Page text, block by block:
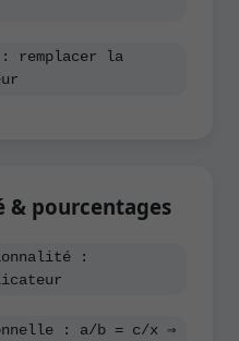
remplacer la
& pourcentages
:
: a/b = c/x ⇒